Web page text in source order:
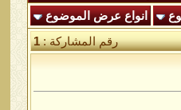
انواع عرض الموضوع
رقم المشاركة :1